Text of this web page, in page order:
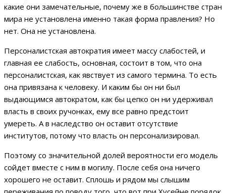
какие они замечательные, почему же в большинстве стран
мира не установлена именно такая форма правления? Но
нет. Она не установлена.
Персоналистская автократия имеет массу слабостей, и
главная ее слабость, основная, состоит в том, что она
персоналистская, как явствует из самого термина. То есть
она привязана к человеку. И каким бы он ни был
выдающимся автократом, как бы цепко он ни удерживал
власть в своих ручонках, ему все равно предстоит
умереть. А в наследство он оставит отсутствие
институтов, потому что власть он персонализировал.
Поэтому со значительной долей вероятности его модель
сойдет вместе с ним в могилу. После себя она ничего
хорошего не оставит. Сплошь и рядом мы слышим